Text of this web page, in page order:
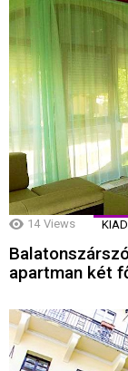
14 Views
apartman két